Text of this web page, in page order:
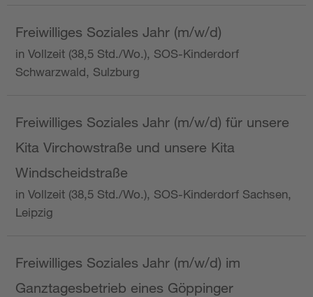
Freiwilliges Soziales Jahr (m/w/d)
in Vollzeit (38,5 Std./Wo.), SOS-Kinderdorf
Schwarzwald, Sulzburg
Freiwilliges Soziales Jahr (m/w/d) für unsere
Kita Virchowstraße und unsere Kita
Windscheidstraße
in Vollzeit (38,5 Std./Wo.), SOS-Kinderdorf Sachsen,
Leipzig
Freiwilliges Soziales Jahr (m/w/d) im
Ganztagesbetrieb eines Göppinger